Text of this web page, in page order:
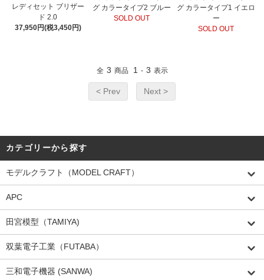
レディセット ブリザー
ド 2.0
37,950円(税3,450円)
グ カラータイプ2 ブルー
SOLD OUT
グ カラータイプ1 イエロ
ー
SOLD OUT
全 3 商品 1 - 3 表示
< Prev Next >
カテゴリーから探す
モデルクラフト（MODEL CRAFT）
APC
田宮模型（TAMIYA)
双葉電子工業（FUTABA）
三和電子機器 (SANWA)